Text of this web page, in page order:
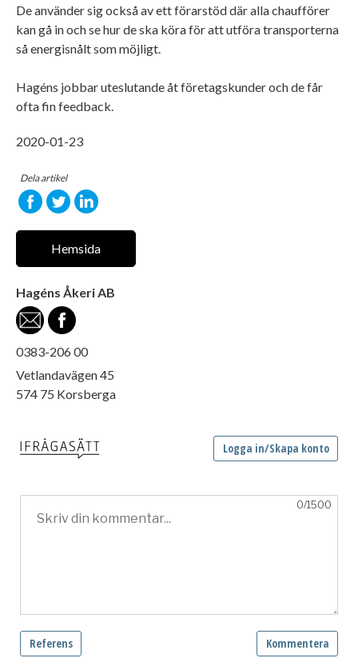
De använder sig också av ett förarstöd där alla chaufförer
kan gå in och se hur de ska köra för att utföra transporterna
så energisnålt som möjligt.
Hagéns jobbar uteslutande åt företagskunder och de får
ofta fin feedback.
2020-01-23
Dela artikel
Hemsida
Hagéns Åkeri AB
0383-206 00
Vetlandavägen 45
574 75 Korsberga